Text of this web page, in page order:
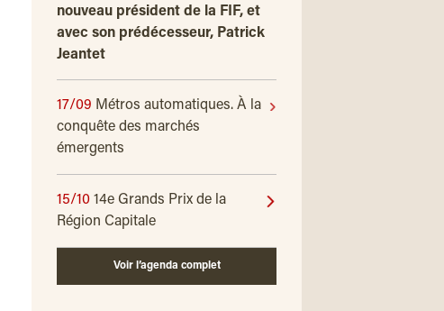
nouveau président de la FIF, et
avec son prédécesseur, Patrick
Jeantet
17/09 Métros automatiques. À la
conquête des marchés
émergents
15/10 14e Grands Prix de la
Région Capitale
Voir l’agenda complet